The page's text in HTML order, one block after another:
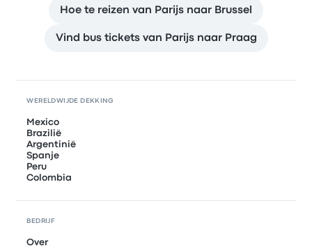
Hoe te reizen van Parijs naar Brussel
Vind bus tickets van Parijs naar Praag
WERELDWIJDE DEKKING
Mexico
Brazilië
Argentinië
Spanje
Peru
Colombia
BEDRIJF
Over